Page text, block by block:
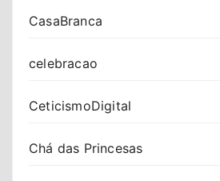
CasaBranca
celebracao
CeticismoDigital
Chá das Princesas